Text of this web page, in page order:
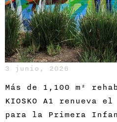
Más de 1,100 m²
KIOSKO A1 renueva
para la Primera
3 junio, 2026